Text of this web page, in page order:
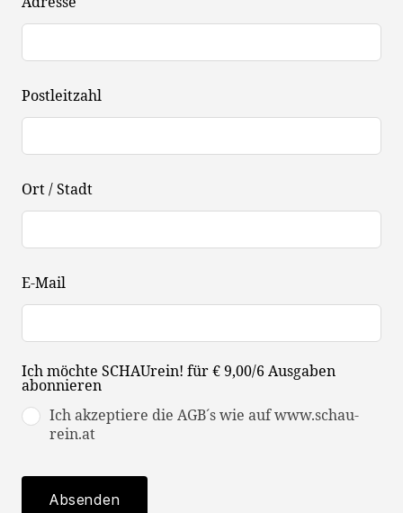
Postleitzahl
Ort / Stadt
E-Mail
Ich möchte SCHAUrein! für € 9,00/6 Ausgaben
abonnieren
Ich akzeptiere die AGB´s wie auf www.schau-
rein.at
Absenden